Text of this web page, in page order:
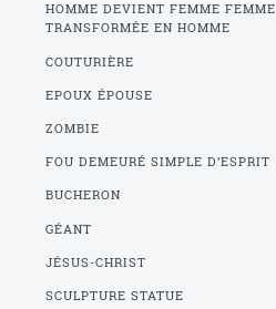
HOMME DEVIENT FEMME FEMME
TRANSFORMÉE EN HOMME
COUTURIÈRE
EPOUX ÉPOUSE
ZOMBIE
FOU DEMEURÉ SIMPLE D’ESPRIT
BUCHERON
GÉANT
JÉSUS-CHRIST
SCULPTURE STATUE